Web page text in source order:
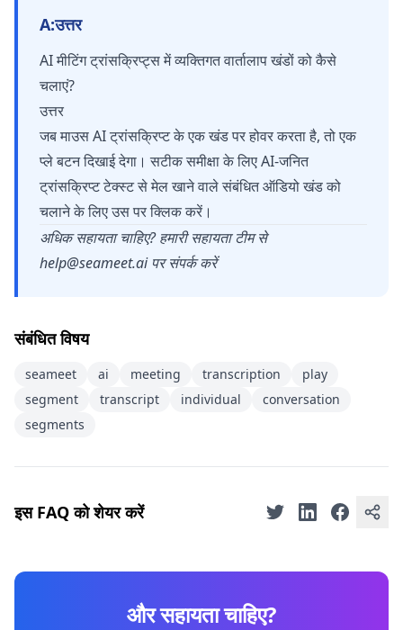
A:उत्तर
AI मीटिंग ट्रांसक्रिप्ट्स में व्यक्तिगत वार्तालाप खंडों को कैसे
चलाएं?
उत्तर
जब माउस AI ट्रांसक्रिप्ट के एक खंड पर होवर करता है, तो एक
प्ले बटन दिखाई देगा। सटीक समीक्षा के लिए AI-जनित
ट्रांसक्रिप्ट टेक्स्ट से मेल खाने वाले संबंधित ऑडियो खंड को
चलाने के लिए उस पर क्लिक करें।
अधिक सहायता चाहिए? हमारी सहायता टीम से
help@seameet.aiपर संपर्क करें
संबंधित विषय
seameet ai meeting transcription
play
segment
transcript individual
conversation
segments
इस FAQ को शेयर करें
और सहायता चाहिए?